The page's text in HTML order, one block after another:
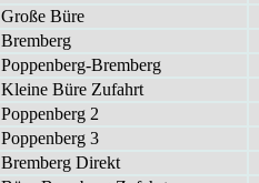
Gro­ße Bü­re
Brem­berg
Pop­pen­berg-Brem­berg
Klei­ne Bü­re Zu­fahrt
Pop­pen­berg 2
Pop­pen­berg 3
Brem­berg Di­rekt